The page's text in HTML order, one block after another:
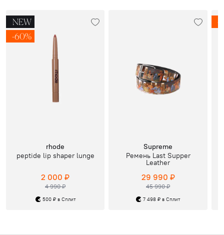
NEW
-60%
rhode
peptide lip shaper lunge
4 990 ₽
2 000 ₽
500 ₽ в Сплит
Supreme
Ремень Last Supper
Leather
45 990 ₽
29 990 ₽
7 498 ₽ в Сплит
-